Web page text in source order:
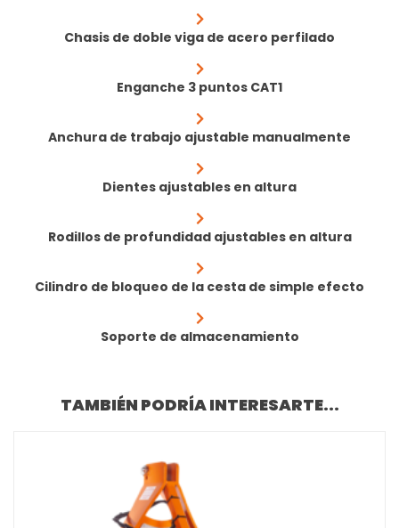
Chasis de doble viga de acero perfilado
Enganche 3 puntos CAT1
Anchura de trabajo ajustable manualmente
Dientes ajustables en altura
Rodillos de profundidad ajustables en altura
Cilindro de bloqueo de la cesta de simple efecto
Soporte de almacenamiento
TAMBIÉN PODRÍA INTERESARTE...